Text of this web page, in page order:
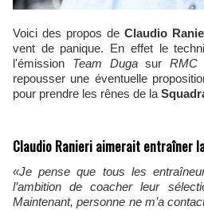
Voici des propos de Claudio
vent de panique. En effet le
l'émission Team DugasurRMC
repousser une éventuelle
pour prendre les rênes de la
Claudio Ranieri aimerait entraîner
«Je pense que tous les entraîneurs français ou italiens ont
l’ambition de coacher leur
Maintenant, personne ne m’a